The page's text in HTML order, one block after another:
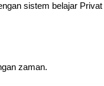
sistem belajar
zaman.